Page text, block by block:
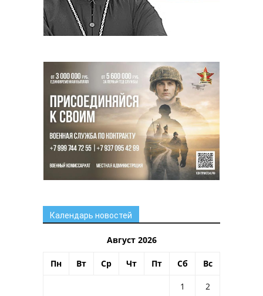
Календарь новостей
Август 2026
Пн Вт Ср Чт Пт Сб Вс
1
2